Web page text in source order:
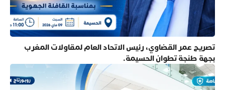
تصريح عمر القضاوي، رئيس الاتحاد العام لمقاولات المغرب
بجهة طنجة تطوان الحسيمة.